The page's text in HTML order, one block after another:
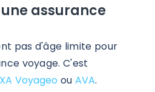
assurance
pas d'âge limite pour
voyage. C'est
Voyageo ou AVA.